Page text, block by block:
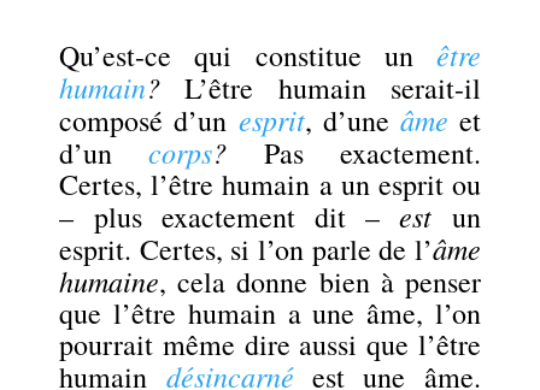
Qu’est-ce qui constitue un
être
humain? L’être humain serait-il
composé d’un esprit, d’une âme et
d’un
corps? Pas exactement.
Certes, l’être humain a un esprit ou
– plus exactement dit –est un
esprit. Certes, si l’on parle de l’âme
humaine, cela donne bien à penser
que l’être humain a une âme, l’on
pourrait même dire aussi que l’être
humain désincarné est une âme.